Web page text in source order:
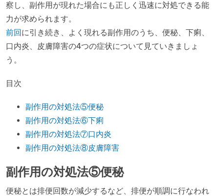
察し、副作用が現れた場合にも正しく迅速に対処できる能
力が求められます。
前回に引き続き、よく現れる副作用のうち、便秘、下痢、
口内炎、皮膚障害の4つの症状について見ていきましょ
う。
目次
副作用の対処法⑤便秘
副作用の対処法⑥下痢
副作用の対処法⑦口内炎
副作用の対処法⑧皮膚障害
副作用の対処法⑤便秘
便秘とは排便回数が減少するなど、排便が順調に行なわれ